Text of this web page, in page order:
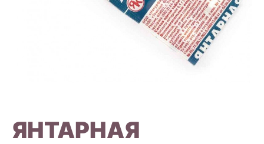
ЯНТАРНАЯ